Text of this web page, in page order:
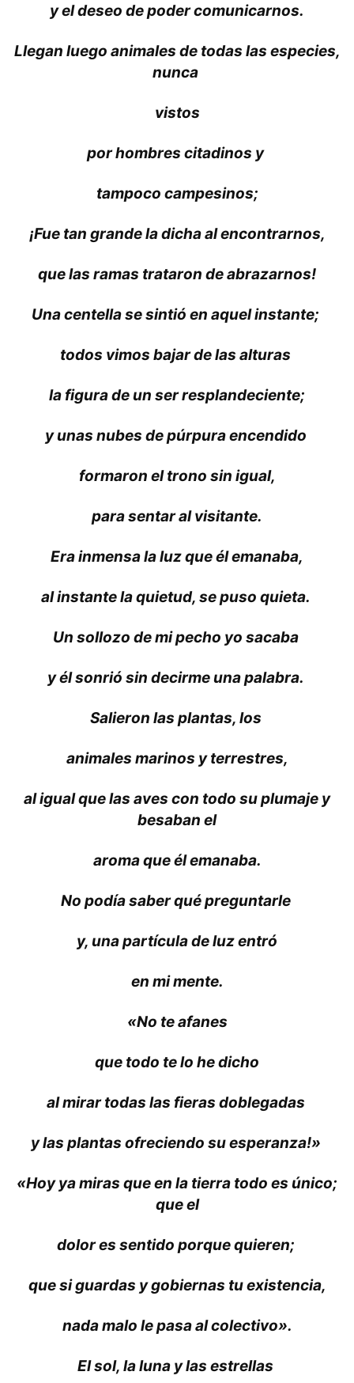
y el deseo de poder comunicarnos.
Llegan luego animales de todas las especies,
nunca
vistos
por hombres citadinos y
tampoco campesinos;
¡Fue tan grande la dicha al encontrarnos,
que las ramas trataron de abrazarnos!
Una centella se sintió en aquel instante;
todos vimos bajar de las alturas
la figura de un ser resplandeciente;
y unas nubes de púrpura encendido
formaron el trono sin igual,
para sentar al visitante.
Era inmensa la luz que él emanaba,
al instante la quietud, se puso quieta.
Un sollozo de mi pecho yo sacaba
y él sonrió sin decirme una palabra.
Salieron las plantas, los
animales marinos y terrestres,
al igual que las aves con todo su plumaje y
besaban el
aroma que él emanaba.
No podía saber qué preguntarle
y, una partícula de luz entró
en mi mente.
«No te afanes
que todo te lo he dicho
al mirar todas las fieras doblegadas
y las plantas ofreciendo su esperanza!»
«Hoy ya miras que en la tierra todo es único;
que el
dolor es sentido porque quieren;
que si guardas y gobiernas tu existencia,
nada malo le pasa al colectivo».
El sol, la luna y las estrellas